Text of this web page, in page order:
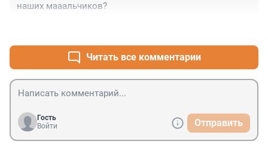
наших мааальчиков?
Читать все комментарии
Гость
Войти
Отправить